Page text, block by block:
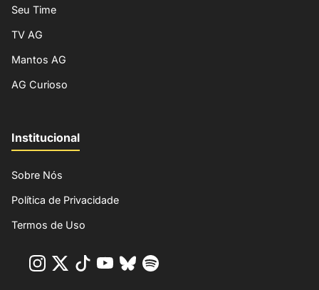
Seu Time
TV AG
Mantos AG
AG Curioso
Institucional
Sobre Nós
Política de Privacidade
Termos de Uso